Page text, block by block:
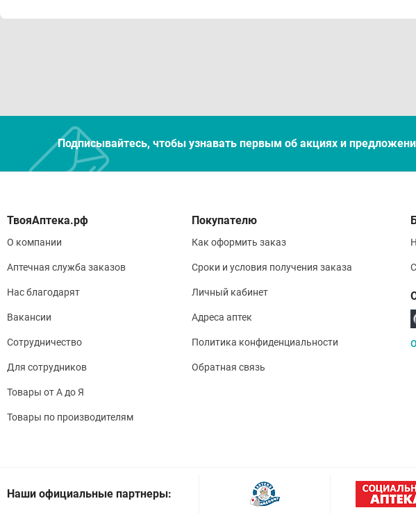
Подписывайтесь, чтобы узнавать первым об акцияx и
О компании
Аптечная служба заказов
Нас благодарят
Вакансии
Сотрудничество
Для сотрудников
Товары от А до Я
Товары по производителям
Покупателю
Как оформить заказ
Сроки и условия получения заказа
Личный кабинет
Адреса аптек
Политика конфиденциальности
Обратная связь
Наши официальные партнеры: